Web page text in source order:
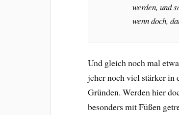
werden, und
wenn doch,
Und gleich noch mal
jeher noch viel stärker in
Gründen. Werden hier
besonders mit Füßen